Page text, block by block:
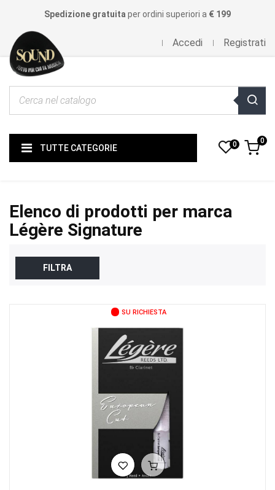
Spedizione gratuita per ordini superiori a € 199
Accedi Registrati
TUTTE CATEGORIE 0 0
Elenco di prodotti per marca
Légère Signature
FILTRA
SU RICHIESTA